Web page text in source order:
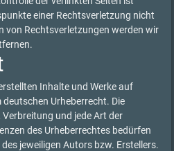
einer Rechtsverletzung nicht
von Rechtsverletzungen werden wir
Inhalte und Werke auf
deutschen Urheberrecht. Die
und jede Art der
des Urheberrechtes bedürfen
jeweiligen Autors bzw. Erstellers.